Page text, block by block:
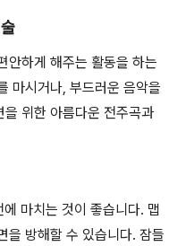
안하게 해주는 활동을 하는
마시거나, 부드러운 음악을
위한 아름다운 전주곡과
마치는 것이 좋습니다. 맵
을 방해할 수 있습니다. 잠들